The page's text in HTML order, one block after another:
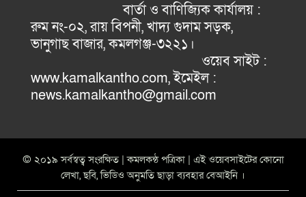
বার্তা ও বাণিজ্যিক কার্যালয় :
রুম নং-০২, রায় বিপনী, খাদ্য গুদাম সড়ক,
ভানুগাছ বাজার, কমলগঞ্জ-৩২২১।
ওয়েব সাইট :
www.kamalkantho.com, ইমেইল :
news.kamalkantho@gmail.com
© ২০১৯ সর্বস্বত্ব সংরক্ষিত | কমলকন্ঠ পত্রিকা | এই ওয়েবসাইটের কোনো
লেখা, ছবি, ভিডিও অনুমতি ছাড়া ব্যবহার বেআইনি ।